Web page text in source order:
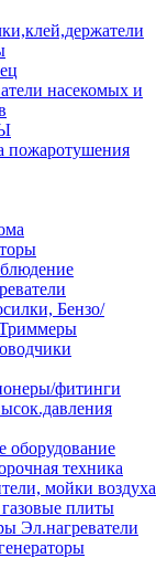
насекомых и
пожаротушения
Бензо/
фитинги
оборудование
техника
мойки воздуха
плиты
Эл.нагреватели